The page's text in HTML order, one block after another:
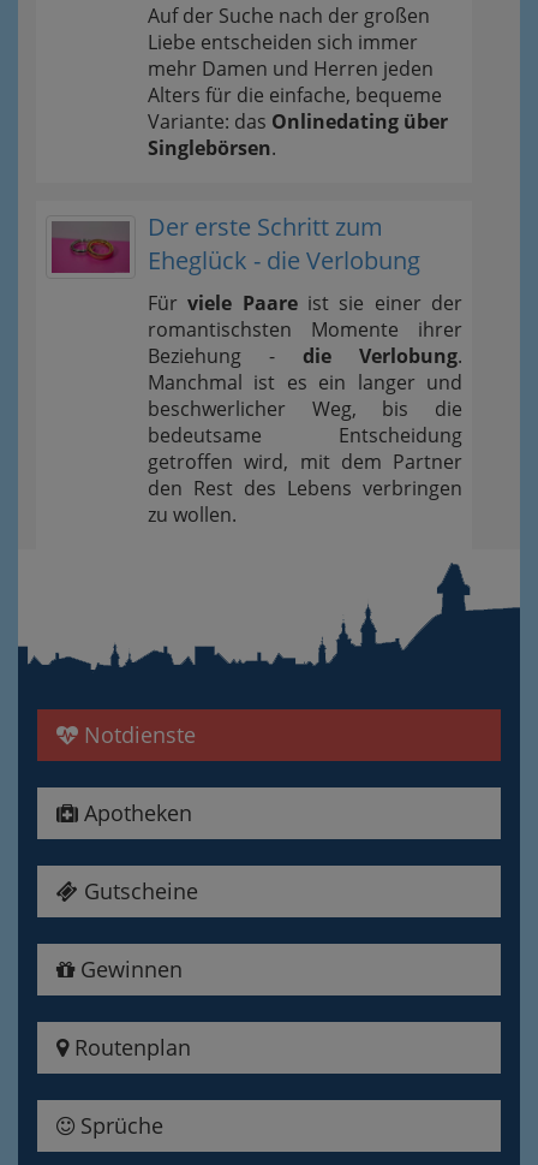
Auf der Suche nach der großen
Liebe entscheiden sich immer
mehr Damen und Herren jeden
Alters für die einfache, bequeme
Variante: das Onlinedating über
Singlebörsen.
Der erste Schritt zum
Eheglück - die Verlobung
Fürviele Paareist sie einer der
romantischsten Momente ihrer
Beziehung - die Verlobung.
Manchmal ist es ein langer und
beschwerlicher Weg, bis die
bedeutsame Entscheidung
getroffen wird, mit dem Partner
den Rest des Lebens verbringen
zu wollen.
Notdienste
Apotheken
Gutscheine
Gewinnen
Routenplan
Sprüche